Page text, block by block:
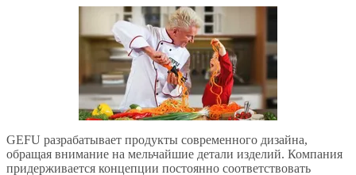
GEFU разрабатывает продукты современного дизайна,
обращая внимание на мельчайшие детали изделий. Компания
придерживается концепции постоянно соответствовать